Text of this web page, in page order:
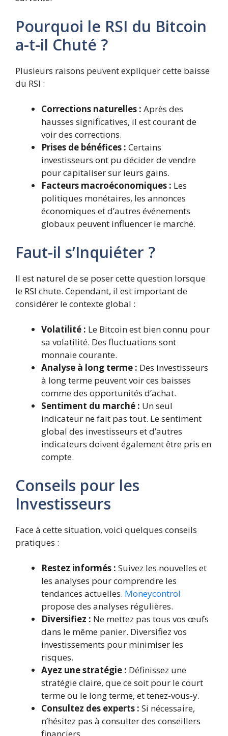
Pourquoi le RSI du Bitcoin
a-t-il Chuté ?
Plusieurs raisons peuvent expliquer cette baisse
du RSI :
Corrections naturelles : Après des
hausses significatives, il est courant de
voir des corrections.
Prises de bénéfices : Certains
investisseurs ont pu décider de vendre
pour capitaliser sur leurs gains.
Facteurs macroéconomiques : Les
politiques monétaires, les annonces
économiques et d’autres événements
globaux peuvent influencer le marché.
Faut-il s’Inquiéter ?
Il est naturel de se poser cette question lorsque
le RSI chute. Cependant, il est important de
considérer le contexte global :
Volatilité : Le Bitcoin est bien connu pour
sa volatilité. Des fluctuations sont
monnaie courante.
Analyse à long terme : Des investisseurs
à long terme peuvent voir ces baisses
comme des opportunités d’achat.
Sentiment du marché : Un seul
indicateur ne fait pas tout. Le sentiment
global des investisseurs et d’autres
indicateurs doivent également être pris en
compte.
Conseils pour les
Investisseurs
Face à cette situation, voici quelques conseils
pratiques :
Restez informés : Suivez les nouvelles et
les analyses pour comprendre les
tendances actuelles. Moneycontrol
propose des analyses régulières.
Diversifiez : Ne mettez pas tous vos œufs
dans le même panier. Diversifiez vos
investissements pour minimiser les
risques.
Ayez une stratégie : Définissez une
stratégie claire, que ce soit pour le court
terme ou le long terme, et tenez-vous-y.
Consultez des experts : Si nécessaire,
n’hésitez pas à consulter des conseillers